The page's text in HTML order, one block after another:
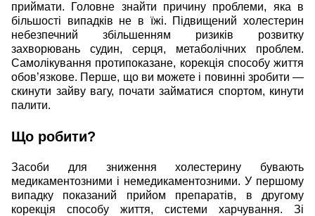
приймати. Головне знайти причину проблеми, яка в
більшості випадків не в їжі. Підвищений холестерин
небезпечний збільшенням ризиків розвитку
захворювань судин, серця, метаболічних проблем.
Самолікування протипоказане, корекція способу життя
обов’язкове. Перше, що ви можете і повинні зробити —
скинути зайву вагу, почати займатися спортом, кинути
палити.
Що робити?
Засоби для зниження холестерину бувають
медикаментозними і немедикаментозними. У першому
випадку показаний прийом препаратів, в другому
корекція способу життя, системи харчування. Зі